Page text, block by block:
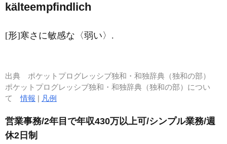
kälteempfindlich
[形]寒さに敏感な〈弱い〉.
出典 ポケットプログレッシブ独和・和独辞典（独和の部）
ポケットプログレッシブ独和・和独辞典（独和の部）につい
て情報 | 凡例
営業事務/2年目で年収430万以上可/シンプル業務/週
休2日制